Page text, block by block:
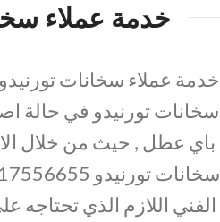
خدمة عملاء
خدمة عملاء سخانات
سخانات تورنيدو في حالة
باي عطل , حيث من خلال
الفني اللازم الذي تحتاجه